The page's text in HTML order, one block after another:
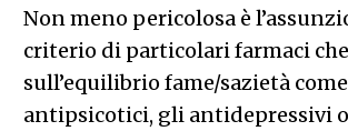
Non meno pericolosa è
criterio di particolari farmaci
sull’equilibrio fame/sazietà
antipsicotici, gli antidepressivi